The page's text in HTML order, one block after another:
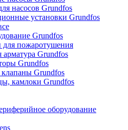
насосов Grundfos
установки Grundfos
Grundfos
для пожаротушения
арматура Grundfos
Grundfos
Grundfos
камлоки Grundfos
оборудование